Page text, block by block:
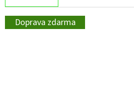
Doprava zdarma